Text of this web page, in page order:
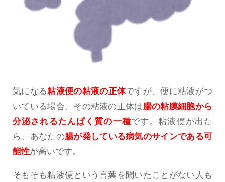
気になる粘液便の粘液の正体ですが、便に粘液がつ
いている場合、その粘液の正体は腸の粘膜細胞から
分泌されるたんぱく質の一種です。粘液便が出た
ら、あなたの腸が発している病気のサインである可
能性が高いです。
そもそも粘液便という言葉を聞いたことがない人も